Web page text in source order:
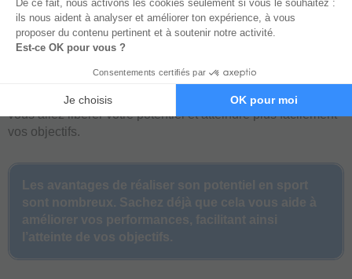
en pleine possession de votre plein potentiel.
devenir meilleur. Vous pouvez maîtriser vos pensées et
comprendre ce qui est réellement important pour vous. Ainsi,
vous allez libérer votre potentiel et atteindre plus facilement
vos objectifs.
Les avantages de réaliser son potentiel en sport
sont nombreux. Sachez déjà que cela vous aide à
améliorer vos performances, facilitant ainsi
l’atteinte de vos objectifs.